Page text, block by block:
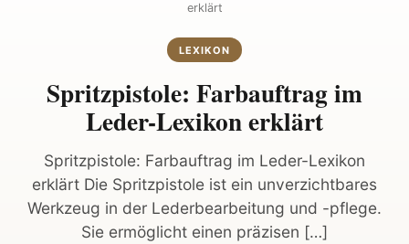
erklärt
LEXIKON
Spritzpistole: Farbauftrag im
Leder-Lexikon erklärt
Spritzpistole: Farbauftrag im Leder-Lexikon
erklärt Die Spritzpistole ist ein unverzichtbares
Werkzeug in der Lederbearbeitung und -pflege.
Sie ermöglicht einen präzisen […]